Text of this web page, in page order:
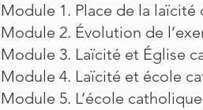
Module 1. Place de la
Module 2. Évolution de
Module 3. Laïcité et Église
Module 4. Laïcité et école
Module 5. L’école